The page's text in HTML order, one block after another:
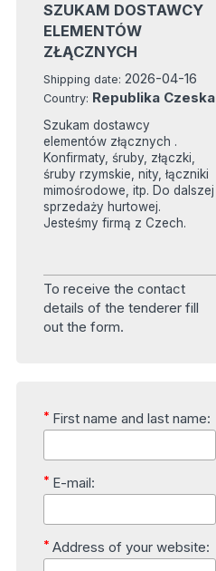
SZUKAM DOSTAWCY
ELEMENTÓW
ZŁĄCZNYCH
Shipping date: 2026-04-16
Country: Republika Czeska
Szukam dostawcy
elementów złącznych .
Konfirmaty, śruby, złączki,
śruby rzymskie, nity, łączniki
mimośrodowe, itp. Do dalszej
sprzedaży hurtowej.
Jesteśmy firmą z Czech.
To receive the contact
details of the tenderer fill
out the form.
* First name and last name:
* E-mail:
* Address of your website: